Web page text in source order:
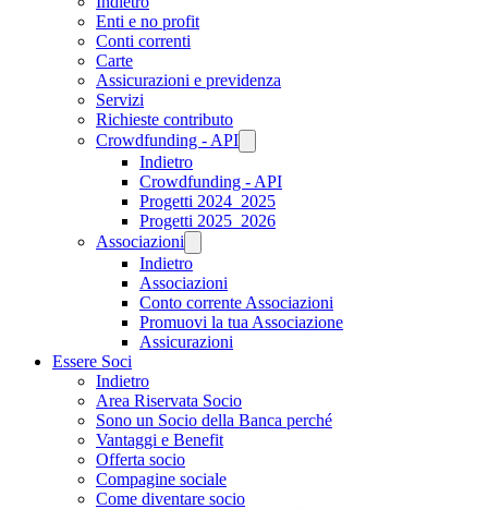
Enti e no profit
Conti correnti
Carte
Assicurazioni e previdenza
Servizi
Richieste contributo
Crowdfunding - API
Indietro
Crowdfunding - API
Progetti 2024_2025
Progetti 2025_2026
Associazioni
Indietro
Associazioni
Conto corrente Associazioni
Promuovi la tua Associazione
Assicurazioni
Essere Soci
Indietro
Area Riservata Socio
Sono un Socio della Banca perché
Vantaggi e Benefit
Offerta socio
Compagine sociale
Come diventare socio